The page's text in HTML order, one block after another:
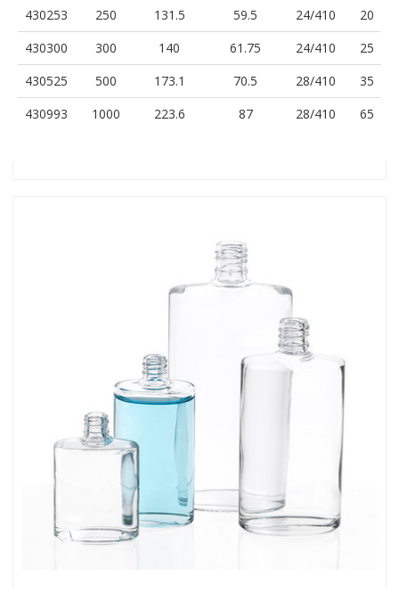
430253
250 131.5 59.5 24/410
20
430300
300 140 61.75 24/410
25
430525
500 173.1 70.5 28/410
35
430993
1000 223.6 87 28/410 65